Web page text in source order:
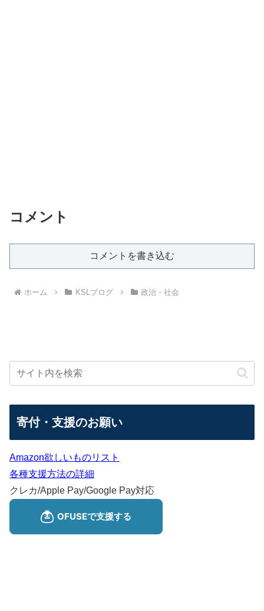
コメント
コメントを書き込む
ホーム KSLブログ 政治・社会
寄付・支援のお願い
Amazon欲しいものリスト
各種支援方法の詳細
クレカ/Apple Pay/Google Pay対応